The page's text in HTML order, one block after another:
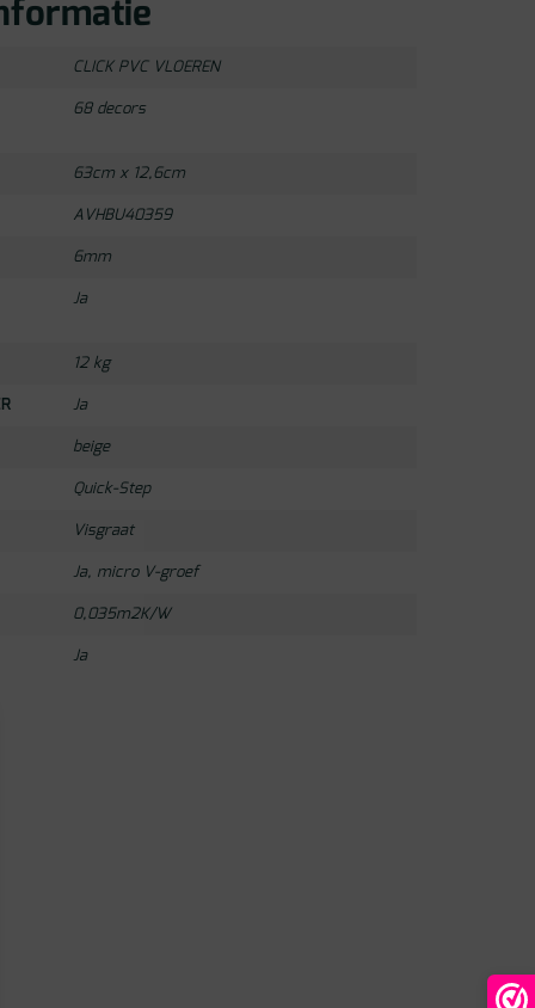
CLICK PVC VLOEREN
68 decors
63cm x 12,6cm
AVHBU40359
6mm
Ja
12 kg
Ja
beige
Quick-Step
Visgraat
Ja, micro V-groef
0,035m2K/W
Ja